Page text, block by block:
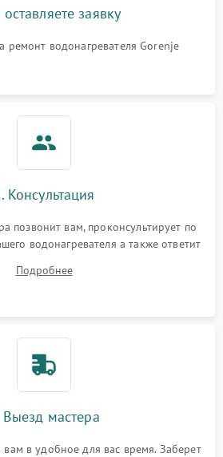
заявку
ремонт водонагревателя Gorenje
Консультация
позвонит вам, проконсультирует по
водонагревателя а также ответит
Подробнее
Выезд мастера
в удобное для вас время. Заберет